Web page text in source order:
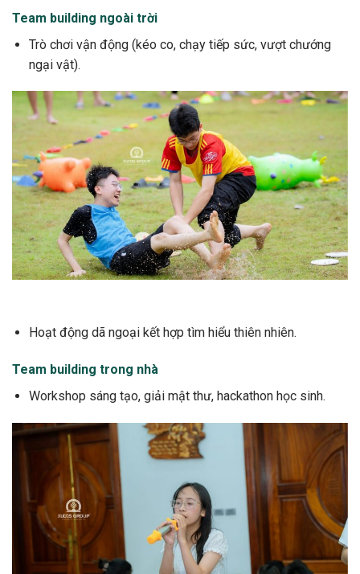
Team building ngoài trời
Trò chơi vận động (kéo co, chạy tiếp sức, vượt chướng
ngại vật).
Hoạt động dã ngoại kết hợp tìm hiểu thiên nhiên.
Team building trong nhà
Workshop sáng tạo, giải mật thư, hackathon học sinh.